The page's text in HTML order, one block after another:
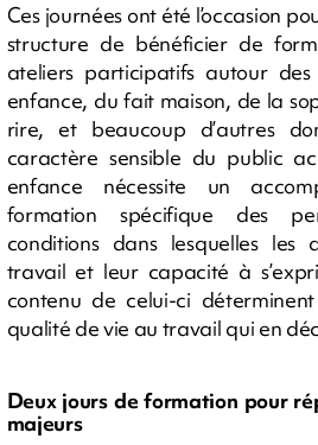
Ces journées ont été l’occasion
structure de bénéficier de
ateliers participatifs autour
enfance, du fait maison, de la
rire, et beaucoup d’autres
caractère sensible du public
enfance nécessite un
formation spécifique des
conditions dans lesquelles les
travail et leur capacité à
contenu de celui-ci
qualité de vie au travail qui en
Deux jours de formation pour
majeurs